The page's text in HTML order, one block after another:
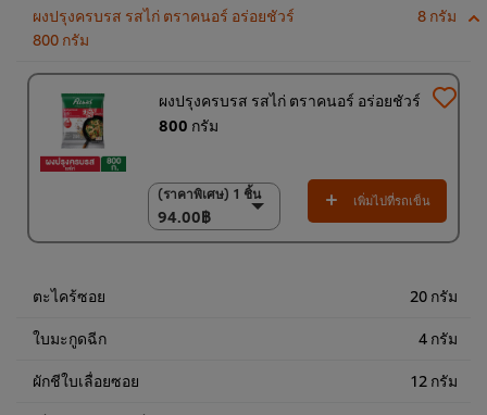
ผงปรุงครบรส รสไก่ ตราคนอร์ อร่อยชัวร์
800 กรัม
8 กรัม
ผงปรุงครบรส รสไก่ ตราคนอร์ อร่อยชัวร์
800 กรัม
(ราคาพิเศษ) 1 ชิ้น
94.00฿
(ราคาพิเศษ) 1 ชิ้น
94.00฿
(ราคาพิเศษ) แพ็ค 10
เพิ่มไปที่รถเข็น
ตะไคร้ซอย 20 กรัม
ใบมะกูดฉีก 4 กรัม
ผักชีใบเลื่อยซอย 12 กรัม